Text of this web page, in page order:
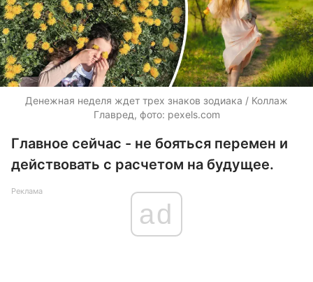
Денежная неделя ждет трех знаков зодиака / Коллаж
Главред, фото: pexels.com
Главное сейчас - не бояться перемен и
действовать с расчетом на будущее.
Реклама
ad